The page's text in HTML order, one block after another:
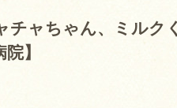
チャちゃん、ミル
】